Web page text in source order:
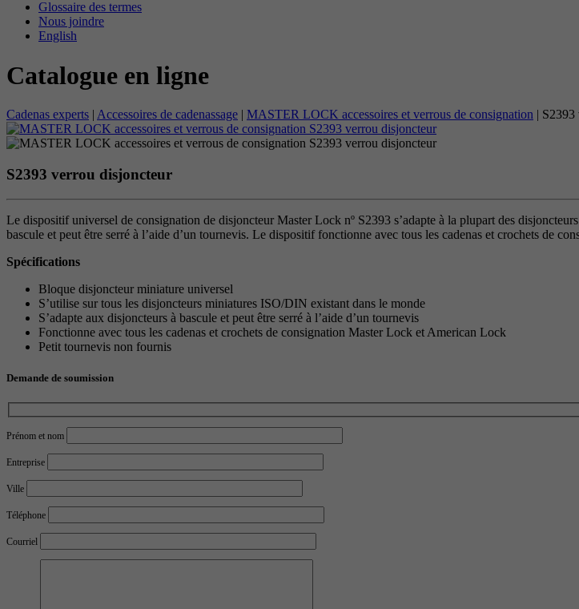
Glossaire des termes
Nous joindre
English
Catalogue en ligne
Cadenas experts | Accessoires de cadenassage | MASTER LOCK accessoires et verrous de consignation | S2393
S2393 verrou disjoncteur
Le dispositif universel de consignation de disjoncteur Master Lock nº S2393 s’adapte à la plupart des
bascule et peut être serré à l’aide d’un tournevis. Le dispositif fonctionne avec tous les cadenas et crochets de
Spécifications
Bloque disjoncteur miniature universel
S’utilise sur tous les disjoncteurs miniatures ISO/DIN existant dans le monde
S’adapte aux disjoncteurs à bascule et peut être serré à l’aide d’un tournevis
Fonctionne avec tous les cadenas et crochets de consignation Master Lock et American Lock
Petit tournevis non fournis
Demande de soumission
Prénom et nom
Entreprise
Ville
Téléphone
Courriel